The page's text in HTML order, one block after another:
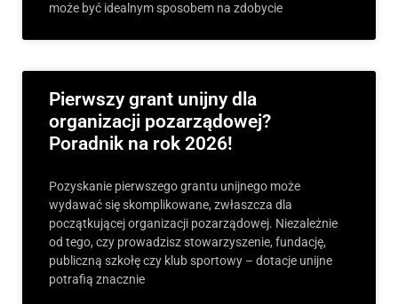
może być idealnym sposobem na zdobycie
Pierwszy grant unijny dla
organizacji pozarządowej?
Poradnik na rok 2026!
Pozyskanie pierwszego grantu unijnego może
wydawać się skomplikowane, zwłaszcza dla
początkującej organizacji pozarządowej. Niezależnie
od tego, czy prowadzisz stowarzyszenie, fundację,
publiczną szkołę czy klub sportowy – dotacje unijne
potrafią znacznie